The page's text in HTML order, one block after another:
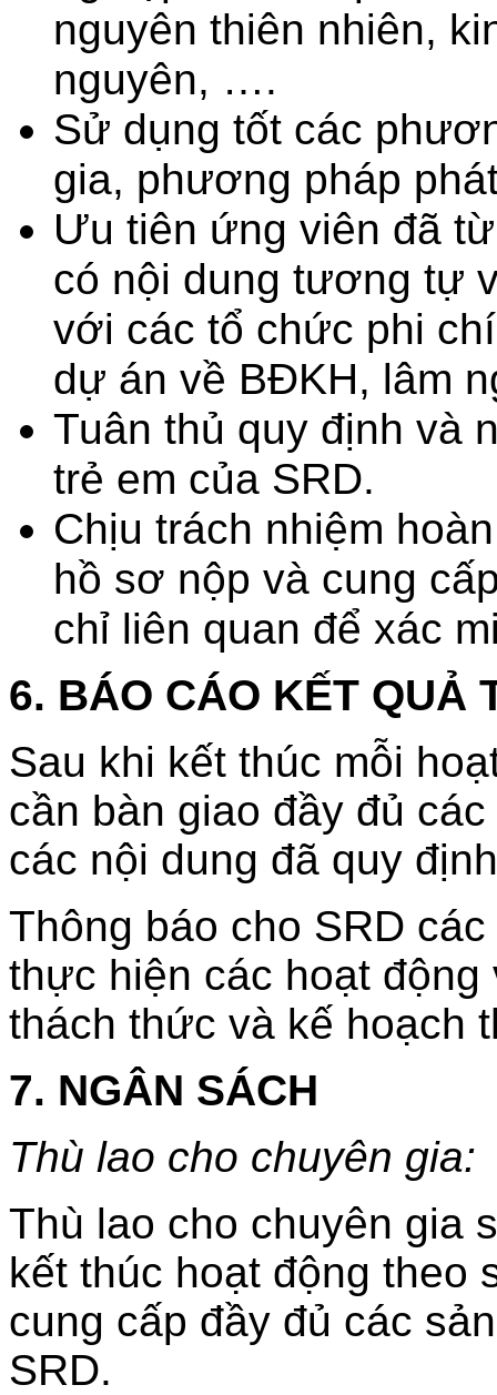
nguyên thiên nhiên,
nguyên, ….
Sử dụng tốt các
gia, phương pháp
Ưu tiên ứng viên đã
có nội dung tương tự
với các tổ chức phi
dự án về BĐKH, lâm
Tuân thủ quy định và
trẻ em của SRD.
Chịu trách nhiệm
hồ sơ nộp và cung
chỉ liên quan để xác
6. BÁO CÁO KẾT QUẢ
Sau khi kết thúc mỗi
cần bàn giao đầy đủ
các nội dung đã quy
Thông báo cho SRD
thực hiện các hoạt
thách thức và kế hoạch
7. NGÂN SÁCH
Thù lao cho chuyên gia:
Thù lao cho chuyên gia
kết thúc hoạt động theo
cung cấp đầy đủ các
SRD.